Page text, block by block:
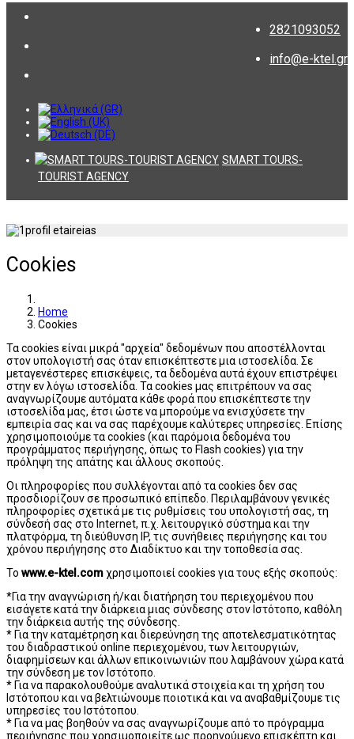
2821093052
info@e-ktel.gr
SMART TOURS-
TOURIST AGENCY
Cookies
Home
Cookies
Τα cookies είναι μικρά "αρχεία" δεδομένων που αποστέλλονται
στον υπολογιστή σας όταν επισκέπτεστε μια ιστοσελίδα. Σε
μεταγενέστερες επισκέψεις, τα δεδομένα αυτά έχουν επιστρέψει
στην εν λόγω ιστοσελίδα. Τα cookies μας επιτρέπουν να σας
αναγνωρίζουμε αυτόματα κάθε φορά που επισκέπτεστε την
ιστοσελίδα μας, έτσι ώστε να μπορούμε να ενισχύσετε την
εμπειρία σας και να σας παρέχουμε καλύτερες υπηρεσίες. Επίσης
χρησιμοποιούμε τα cookies (και παρόμοια δεδομένα του
προγράμματος περιήγησης, όπως το Flash cookies) για την
πρόληψη της απάτης και άλλους σκοπούς.
Οι πληροφορίες που συλλέγονται από τα cookies δεν σας
προσδιορίζουν σε προσωπικό επίπεδο. Περιλαμβάνουν γενικές
πληροφορίες σχετικά με τις ρυθμίσεις του υπολογιστή σας, τη
σύνδεσή σας στο Internet, π.χ. λειτουργικό σύστημα και την
πλατφόρμα, τη διεύθυνση IP, τις συνήθειες περιήγησης και του
χρόνου περιήγησης στο Διαδίκτυο και την τοποθεσία σας.
Το www.e-ktel.comχρησιμοποιεί cookies για τους εξής σκοπούς:
*Για την αναγνώριση ή/και διατήρηση του περιεχομένου που
εισάγετε κατά την διάρκεια μιας σύνδεσης στον Ιστότοπο, καθόλη
την διάρκεια αυτής της σύνδεσης.
* Για την καταμέτρηση και διερεύνηση της αποτελεσματικότητας
του διαδραστικού online περιεχομένου, των λειτουργιών,
διαφημίσεων και άλλων επικοινωνιών που λαμβάνουν χώρα κατά
την σύνδεση με τον Ιστότοπο.
* Για να παρακολουθούμε αναλυτικά στοιχεία και τη χρήση του
Ιστότοπου και να βελτιώνουμε ποιοτικά και να αναβαθμίζουμε τις
υπηρεσίες του Ιστότοπου.
* Για να μας βοηθούν να σας αναγνωρίζουμε από το πρόγραμμα
περιήγησης που χρησιμοποιείτε ως προηγούμενο επισκέπτη και